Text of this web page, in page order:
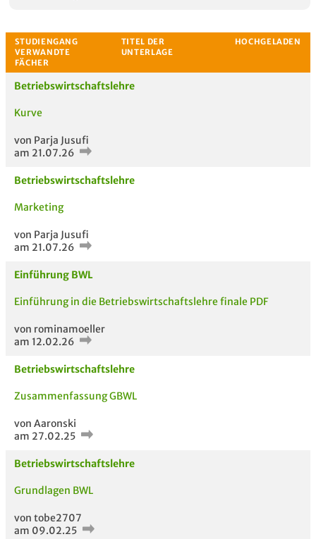
VERWANDTE
Betriebswirtschaftslehre
Kurve
von Parja Jusufi
am 21.07.26
Betriebswirtschaftslehre
Marketing
von Parja Jusufi
am 21.07.26
Einführung BWL
Einführung in die Betriebswirtschaftslehre finale PDF
von rominamoeller
am 12.02.26
Betriebswirtschaftslehre
Zusammenfassung GBWL
von Aaronski
am 27.02.25
Betriebswirtschaftslehre
Grundlagen BWL
von tobe2707
am 09.02.25